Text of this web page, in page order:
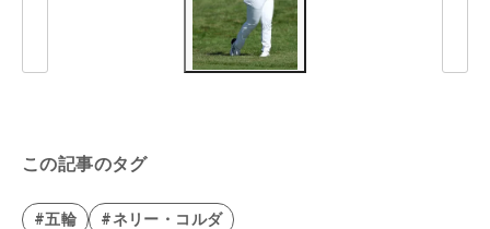
この記事のタグ
#五輪 #ネリー・コルダ